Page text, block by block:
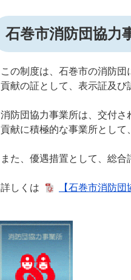
石巻市消防団協力
この制度は、石巻市の消防
貢献の証として、表示証及
消防団協力事業所は、交付
貢献に積極的な事業所として
また、優遇措置として、総合
詳しくは 【石巻市消防